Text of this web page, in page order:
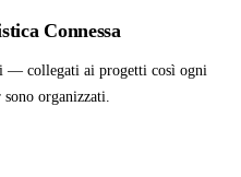
Connessa
— collegati ai progetti così ogni
sono organizzati.